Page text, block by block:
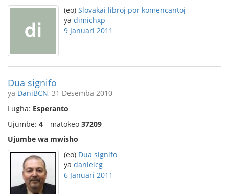
(eo) Slovakai libroj por komencantoj
ya dimichxp
9 Januari 2011
Dua signifo
ya DaniBCN, 31 Desemba 2010
Lugha: Esperanto
Ujumbe: 4 matokeo 37209
Ujumbe wa mwisho
(eo) Dua signifo
ya danielcg
6 Januari 2011